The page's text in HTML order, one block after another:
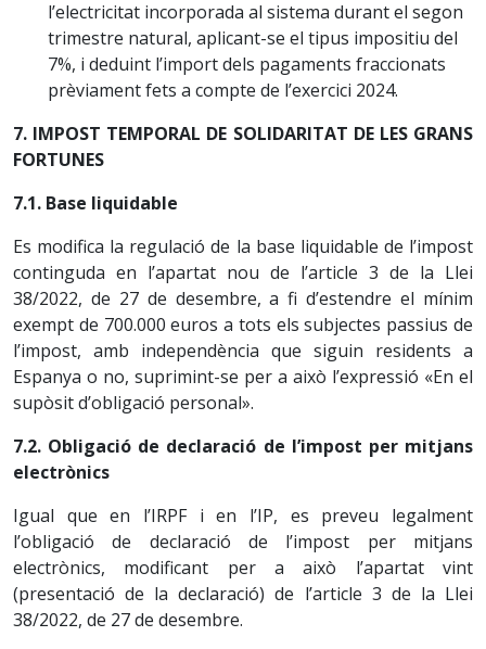
l’electricitat incorporada al sistema durant el segon
trimestre natural, aplicant-se el tipus impositiu del
7%, i deduint l’import dels pagaments fraccionats
prèviament fets a compte de l’exercici 2024.
7. IMPOST TEMPORAL DE SOLIDARITAT DE LES GRANS
FORTUNES
7.1. Base liquidable
Es modifica la regulació de la base liquidable de l’impost
continguda en l’apartat nou de l’article 3 de la Llei
38/2022, de 27 de desembre, a fi d’estendre el mínim
exempt de 700.000 euros a tots els subjectes passius de
l’impost, amb independència que siguin residents a
Espanya o no, suprimint-se per a això l’expressió «En el
supòsit d’obligació personal».
7.2. Obligació de declaració de l’impost per mitjans
electrònics
Igual que en l’IRPF i en l’IP, es preveu legalment
l’obligació de declaració de l’impost per mitjans
electrònics, modificant per a això l’apartat vint
(presentació de la declaració) de l’article 3 de la Llei
38/2022, de 27 de desembre.